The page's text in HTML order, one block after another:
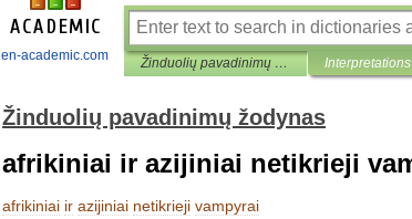
en-academic.com Žinduolių pavadinimų žodynas Interpretations
Žinduolių pavadinimų žodynas
afrikiniai ir azijiniai netikrieji
afrikiniai ir azijiniai netikrieji vampyrai